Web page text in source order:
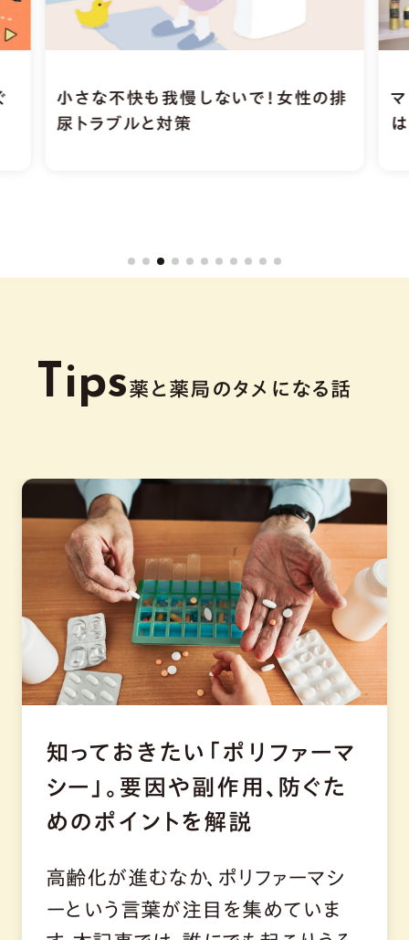
小さな不快も我慢しないで！女性の排
尿トラブルと対策
Tips薬と薬局のタメになる話
知っておきたい「ポリファーマ
シー」。要因や副作用、防ぐた
めのポイントを解説
高齢化が進むなか、ポリファーマシ
ーという言葉が注目を集めていま